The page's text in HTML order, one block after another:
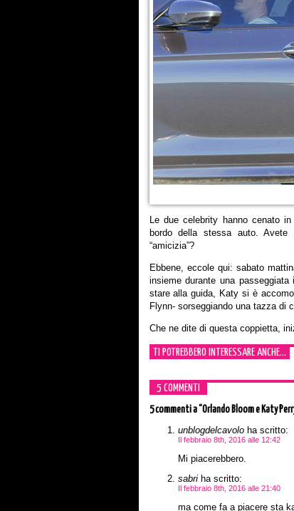
Le due celebrity hanno cenato
bordo della stessa auto.
“amicizia”?
Ebbene, eccole qui: sabato
insieme durante una
stare alla guida, Katy si è
Flynn- sorseggiando una tazza di
Che ne dite di questa coppietta,
TI POTREBBERO INTERESSARE ANCHE...
5 COMMENTI
5 commentia “Orlando Bloom e Katy
unblogdelcavoloha scritto:
Il febbraio 8th, 2016 alle 12:42
Mi piacerebbero.
sabriha scritto:
Il febbraio 8th, 2016 alle 21:40
ma come fa a piacere sta